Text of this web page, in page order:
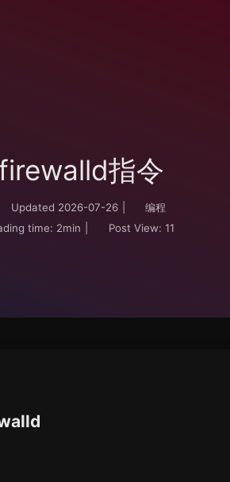
指令
Updated 2026-07-26
编程
time: 2min Post View: 11